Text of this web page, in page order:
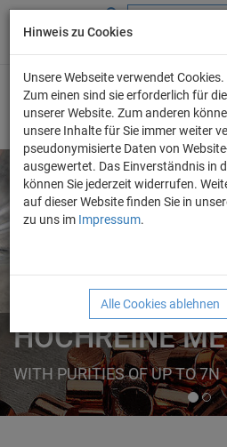
+49 (0) 69 986 4604 - 0
FORMEN
HOCHREINE
WITH PURITIES OF UP TO 7N
Hinweis zu Cookies
Unsere Webseite verwendet
Zum einen sind sie erforderlich für
unserer Website. Zum anderen
unsere Inhalte für Sie immer weiter
pseudonymisierte Daten von
ausgewertet. Das Einverständnis in
können Sie jederzeit widerrufen.
auf dieser Website finden Sie in
zu uns im Impressum.
Alle Cookies ablehnen